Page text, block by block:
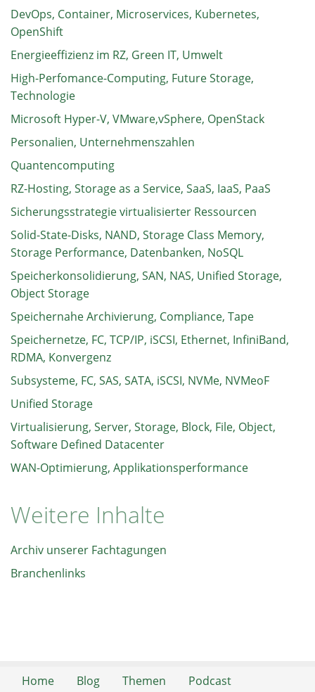
DevOps, Container, Microservices, Kubernetes,
OpenShift
Energieeffizienz im RZ, Green IT, Umwelt
High-Perfomance-Computing, Future Storage,
Technologie
Microsoft Hyper-V, VMware,vSphere, OpenStack
Personalien, Unternehmenszahlen
Quantencomputing
RZ-Hosting, Storage as a Service, SaaS, IaaS, PaaS
Sicherungsstrategie virtualisierter Ressourcen
Solid-State-Disks, NAND, Storage Class Memory,
Storage Performance, Datenbanken, NoSQL
Speicherkonsolidierung, SAN, NAS, Unified Storage,
Object Storage
Speichernahe Archivierung, Compliance, Tape
Speichernetze, FC, TCP/IP, iSCSI, Ethernet, InfiniBand,
RDMA, Konvergenz
Subsysteme, FC, SAS, SATA, iSCSI, NVMe, NVMeoF
Unified Storage
Virtualisierung, Server, Storage, Block, File, Object,
Software Defined Datacenter
WAN-Optimierung, Applikationsperformance
Weitere Inhalte
Archiv unserer Fachtagungen
Branchenlinks
Home Blog Themen Podcast